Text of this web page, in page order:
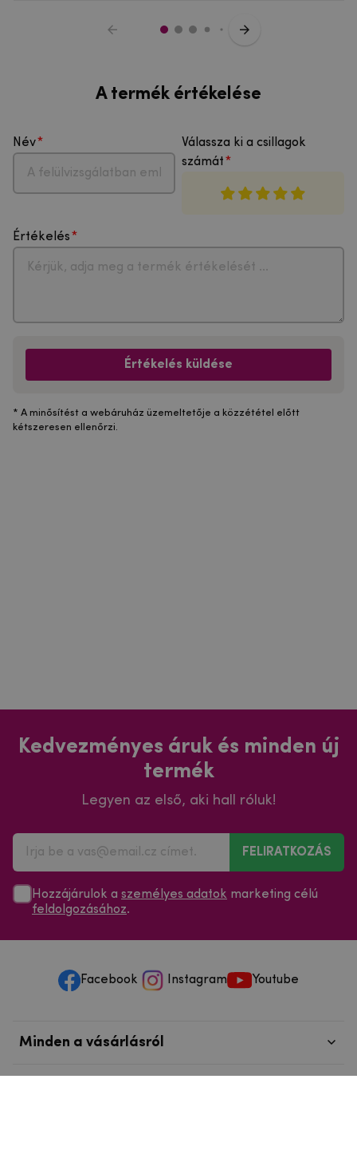
A termék értékelése
Név
Válassza ki a csillagok
számát
Értékelés
Értékelés küldése
* A minősítést a webáruház üzemeltetője a közzététel előtt
kétszeresen ellenőrzi.
Kedvezményes áruk és minden új
termék
Legyen az első, aki hall róluk!
FELIRATKOZÁS
Hozzájárulok a személyes adatok marketing célú
feldolgozásához.
Facebook Instagram Youtube
Minden a vásárlásról